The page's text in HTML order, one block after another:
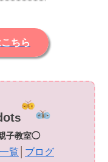
ちら
s
子教室◯
覧
ブログ